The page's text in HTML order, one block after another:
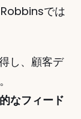
では
し、顧客デ
なフィード